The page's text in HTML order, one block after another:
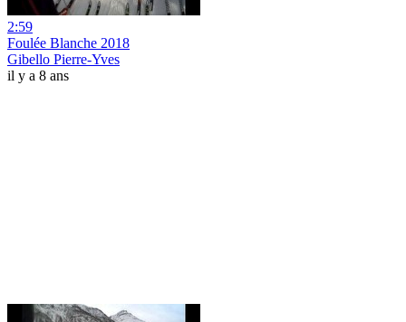
2:59
Foulée Blanche 2018
Gibello Pierre-Yves
il y a 8 ans